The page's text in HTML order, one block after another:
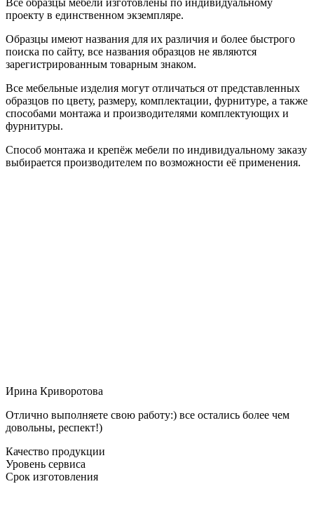
проекту в единственном экземпляре.
Образцы имеют названия для их различия и более быстрого
поиска по сайту, все названия образцов не являются
зарегистрированным товарным знаком.
Все мебельные изделия могут отличаться от представленных
образцов по цвету, размеру, комплектации, фурнитуре, а также
способами монтажа и производителями комплектующих и
фурнитуры.
Способ монтажа и крепёж мебели по индивидуальному заказу
выбирается производителем по возможности её применения.
Ирина Криворотова
Отлично выполняете свою работу:) все остались более чем
довольны, респект!)
Качество продукции
Уровень сервиса
Срок изготовления